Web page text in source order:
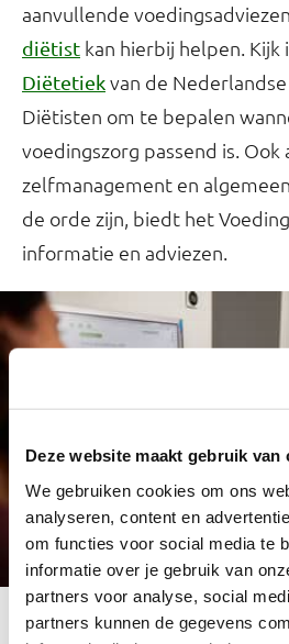
Deze website maakt gebruik van
We gebruiken cookies om ons
analyseren, content en
om functies voor social media te
informatie over je gebruik van
partners voor analyse, social
partners kunnen de gegevens
aanvullende
diëtist kan hierbij helpen. Kijk
Diëtetiekvan de
Diëtisten om te bepalen
voedingszorg passend is. Ook
zelfmanagement en
de orde zijn, biedt het
informatie en adviezen.
Overgewicht